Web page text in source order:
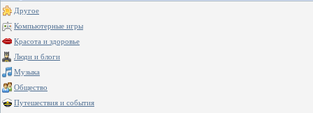
Другое
Компьютерные игры
Красота и здоровье
Люди и блоги
Музыка
Общество
Путешествия и события